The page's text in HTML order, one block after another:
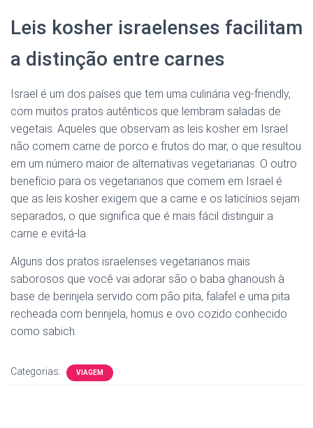
Leis kosher israelenses facilitam
a distinção entre carnes
Israel é um dos países que tem uma culinária veg-friendly,
com muitos pratos autênticos que lembram saladas de
vegetais. Aqueles que observam as leis kosher em Israel
não comem carne de porco e frutos do mar, o que resultou
em um número maior de alternativas vegetarianas. O outro
benefício para os vegetarianos que comem em Israel é
que as leis kosher exigem que a carne e os laticínios sejam
separados, o que significa que é mais fácil distinguir a
carne e evitá-la.
Alguns dos pratos israelenses vegetarianos mais
saborosos que você vai adorar são o baba ghanoush à
base de berinjela servido com pão pita, falafel e uma pita
recheada com berinjela, homus e ovo cozido conhecido
como sabich.
Categorias: VIAGEM